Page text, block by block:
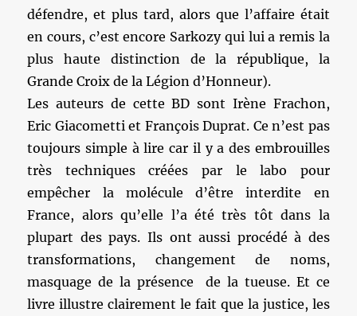
défendre, et plus tard, alors que l’affaire était
en cours, c’est encore Sarkozy qui lui a remis la
plus haute distinction de la république, la
Grande Croix de la Légion d’Honneur).
Les auteurs de cette BD sont Irène Frachon,
Eric Giacometti et François Duprat. Ce n’est pas
toujours simple à lire car il y a des embrouilles
très techniques créées par le labo pour
empêcher la molécule d’être interdite en
France, alors qu’elle l’a été très tôt dans la
plupart des pays. Ils ont aussi procédé à des
transformations, changement de noms,
masquage de la présence de la tueuse. Et ce
livre illustre clairement le fait que la justice, les